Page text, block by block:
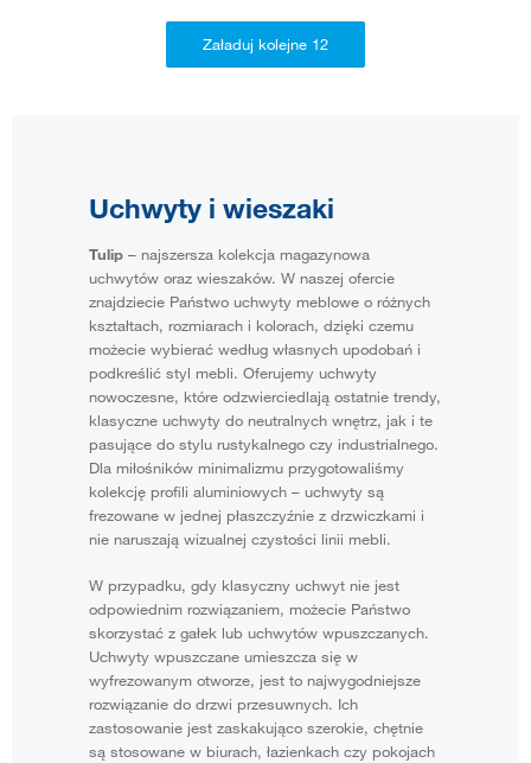
Uchwyty i wieszaki
Tulip – najszersza kolekcja magazynowa
uchwytów oraz wieszaków. W naszej ofercie
znajdziecie Państwo uchwyty meblowe o różnych
kształtach, rozmiarach i kolorach, dzięki czemu
możecie wybierać według własnych upodobań i
podkreślić styl mebli. Oferujemy uchwyty
nowoczesne, które odzwierciedlają ostatnie trendy,
klasyczne uchwyty do neutralnych wnętrz, jak i te
pasujące do stylu rustykalnego czy industrialnego.
Dla miłośników minimalizmu przygotowaliśmy
kolekcję profili aluminiowych – uchwyty są
frezowane w jednej płaszczyźnie z drzwiczkami i
nie naruszają wizualnej czystości linii mebli.
W przypadku, gdy klasyczny uchwyt nie jest
odpowiednim rozwiązaniem, możecie Państwo
skorzystać z gałek lub uchwytów wpuszczanych.
Uchwyty wpuszczane umieszcza się w
wyfrezowanym otworze, jest to najwygodniejsze
rozwiązanie do drzwi przesuwnych. Ich
zastosowanie jest zaskakująco szerokie, chętnie
są stosowane w biurach, łazienkach czy pokojach